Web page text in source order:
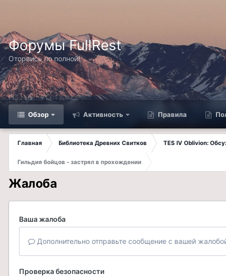
Форумы FullRest
Оторвись по полной!
Обзор Активность Правила
Главная Библиотека Древних Свитков TES IV Oblivion:
Гильдия бойцов - застрял в прохождении
Жалоба
Ваша жалоба
Дополнительно отправьте сообщение с вашей
Проверка безопасности